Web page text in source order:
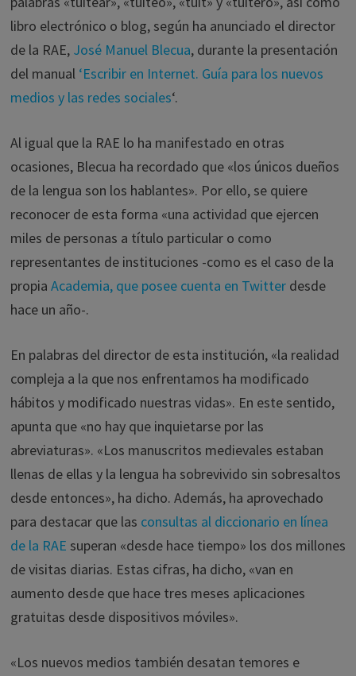
libro electrónico o blog, según ha anunciado el director
de la RAE, José Manuel Blecua, durante la presentación
del manual ‘Escribir en Internet. Guía para los nuevos
medios y las redes sociales‘.
Al igual que la RAE lo ha manifestado en otras
ocasiones, Blecua ha recordado que «los únicos dueños
de la lengua son los hablantes». Por ello, se quiere
reconocer de esta forma «una actividad que ejercen
miles de personas a título particular o como
representantes de instituciones -como es el caso de la
propia Academia, que posee cuenta en Twitterdesde
hace un año-.
En palabras del director de esta institución, «la realidad
compleja a la que nos enfrentamos ha modificado
hábitos y modificado nuestras vidas». En este sentido,
apunta que «no hay que inquietarse por las
abreviaturas». «Los manuscritos medievales estaban
llenas de ellas y la lengua ha sobrevivido sin sobresaltos
desde entonces», ha dicho. Además, ha aprovechado
para destacar que las consultas al diccionario en línea
de la RAE superan «desde hace tiempo» los dos millones
de visitas diarias. Estas cifras, ha dicho, «van en
aumento desde que hace tres meses aplicaciones
gratuitas desde dispositivos móviles».
«Los nuevos medios también desatan temores e